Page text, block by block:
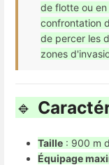
de flotte ou en
confrontation
de percer les
zones
🔹
Taille : 900 m
Équipage